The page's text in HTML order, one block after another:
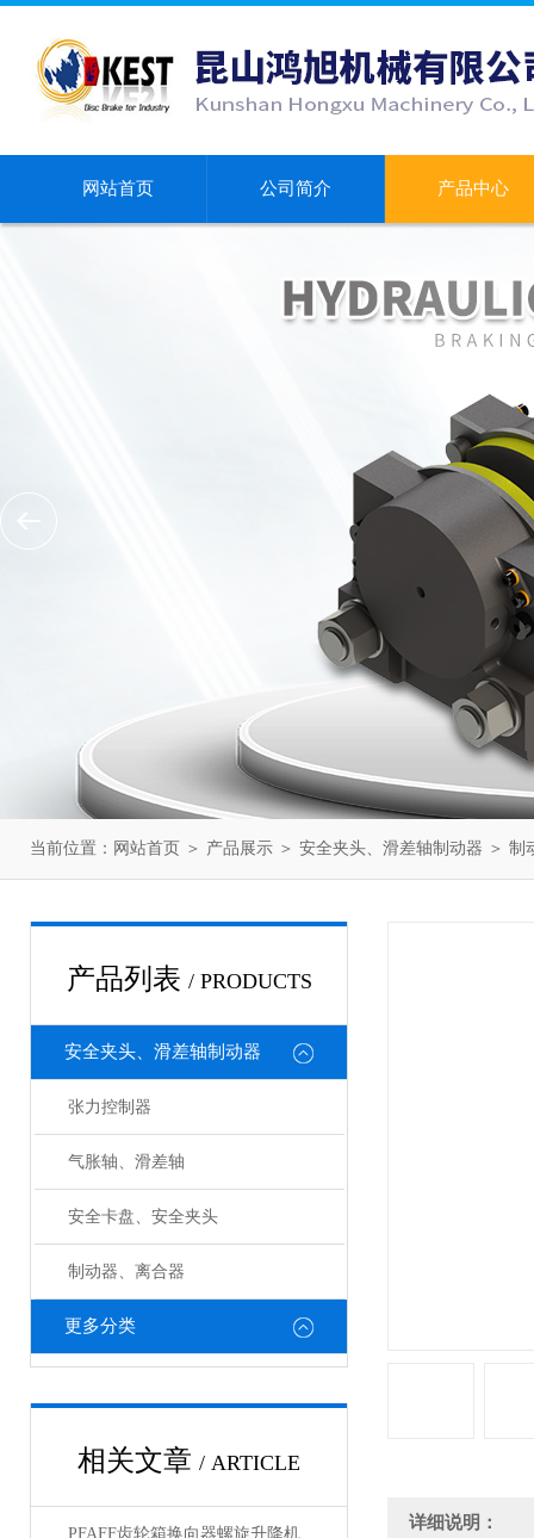
网站首页 公司简介 产品中心
当前位置： 网站首页 ＞ 产品展示 ＞ 安全夹头、滑差轴制动器 ＞ 制
产品列表 / PRODUCTS
安全夹头、滑差轴制动器
张力控制器
气胀轴、滑差轴
安全卡盘、安全夹头
制动器、离合器
更多分类
相关文章 / ARTICLE
PFAFF齿轮箱换向器螺旋升降机
详细说明：